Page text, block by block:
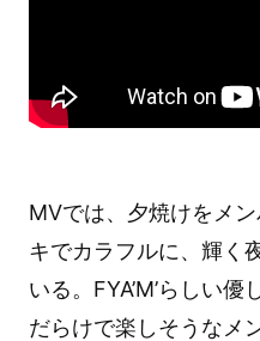
MVでは、夕焼けをメ
キでカラフルに、輝く
いる。FYA’M’らしい
だらけで楽しそうなメ